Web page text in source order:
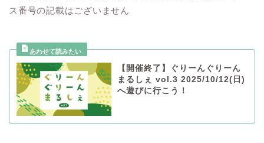
ス番号の記載はございません
【開催終了】ぐりーんぐりーん
まるしぇ vol.3 2025/10/12(日)
へ遊びに行こう！